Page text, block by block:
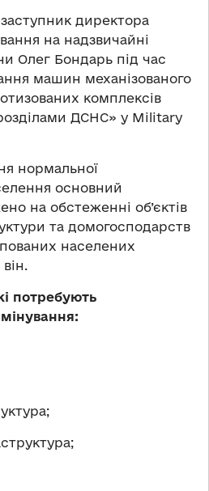
директора
на надзвичайні
Олег Бондарь під час
машин механізованого
комплексів
ДСНС» у Military
нормальної
основний
на обстеженні об’єктів
та домогосподарств
населених
потребують